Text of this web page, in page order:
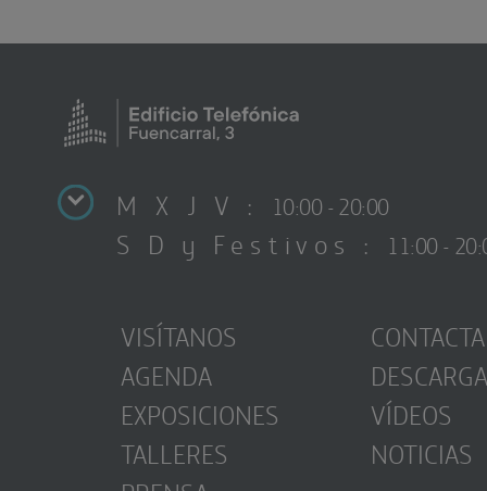
M X J V : 10:00 - 20:00
S D y Festivos : 11:00 -
VISÍTANOS
AGENDA
EXPOSICIONES
TALLERES
CONTACTA
VÍDEOS
NOTICIAS